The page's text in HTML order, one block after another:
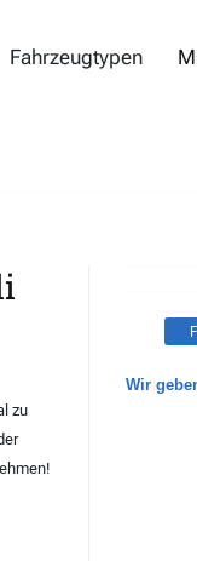
Fahrzeugtypen
zu
Wir